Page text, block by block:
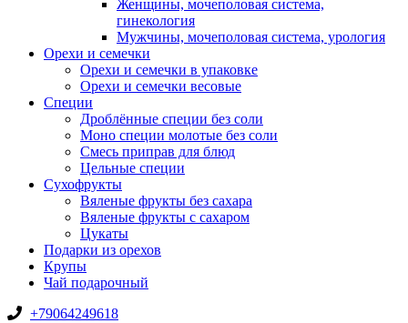
Женщины, мочеполовая система,
гинекология
Мужчины, мочеполовая система, урология
Орехи и семечки
Орехи и семечки в упаковке
Орехи и семечки весовые
Специи
Дроблённые специи без соли
Моно специи молотые без соли
Смесь приправ для блюд
Цельные специи
Сухофрукты
Вяленые фрукты без сахара
Вяленые фрукты с сахаром
Цукаты
Подарки из орехов
Крупы
Чай подарочный
+79064249618